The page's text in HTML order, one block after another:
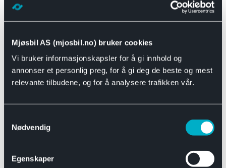
Mjøsbil AS (mjosbil.no) bruker cookies
Vi bruker informasjonskapsler for å gi innhold og
annonser et personlig preg, for å gi deg de beste og mest
relevante tilbudene, og for å analysere trafikken vår.
Nødvendig
Egenskaper
Motor og drivverk
Se alle Universal
Bremsedeler
Se alle Bremsedeler
Bremsenippler
Drivline og motor
Se alle Drivline og motor
Eksosanlegg